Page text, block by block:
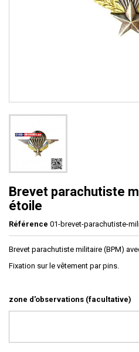
Brevet parachutiste
étoile
Référence 01-brevet-parachutiste-
Brevet parachutiste militaire (BPM)
Fixation sur le vêtement par pins.
zone d'observations (facultative)